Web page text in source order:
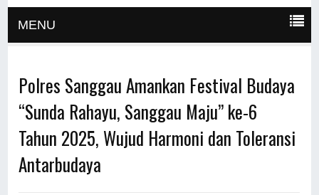
MENU
Polres Sanggau Amankan Festival Budaya
“Sunda Rahayu, Sanggau Maju” ke-6
Tahun 2025, Wujud Harmoni dan Toleransi
Antarbudaya